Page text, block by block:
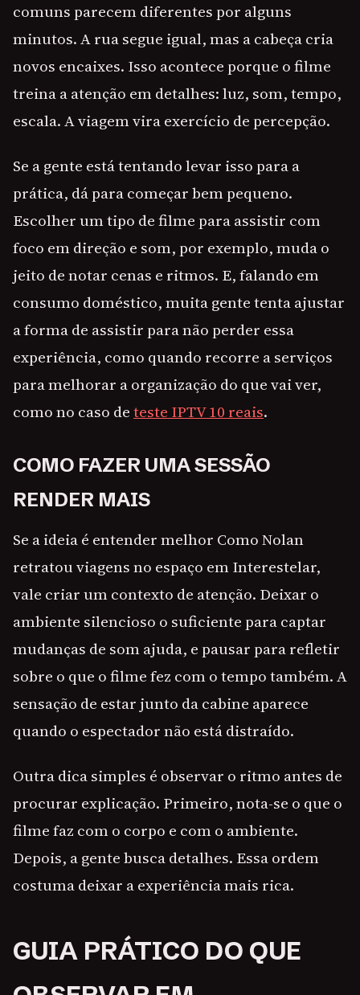
comuns parecem diferentes por alguns
minutos. A rua segue igual, mas a cabeça cria
novos encaixes. Isso acontece porque o filme
treina a atenção em detalhes: luz, som, tempo,
escala. A viagem vira exercício de percepção.
Se a gente está tentando levar isso para a
prática, dá para começar bem pequeno.
Escolher um tipo de filme para assistir com
foco em direção e som, por exemplo, muda o
jeito de notar cenas e ritmos. E, falando em
consumo doméstico, muita gente tenta ajustar
a forma de assistir para não perder essa
experiência, como quando recorre a serviços
para melhorar a organização do que vai ver,
como no caso deteste IPTV 10 reais.
COMO FAZER UMA SESSÃO
RENDER MAIS
Se a ideia é entender melhor Como Nolan
retratou viagens no espaço em Interestelar,
vale criar um contexto de atenção. Deixar o
ambiente silencioso o suficiente para captar
mudanças de som ajuda, e pausar para refletir
sobre o que o filme fez com o tempo também. A
sensação de estar junto da cabine aparece
quando o espectador não está distraído.
Outra dica simples é observar o ritmo antes de
procurar explicação. Primeiro, nota-se o que o
filme faz com o corpo e com o ambiente.
Depois, a gente busca detalhes. Essa ordem
costuma deixar a experiência mais rica.
GUIA PRÁTICO DO QUE